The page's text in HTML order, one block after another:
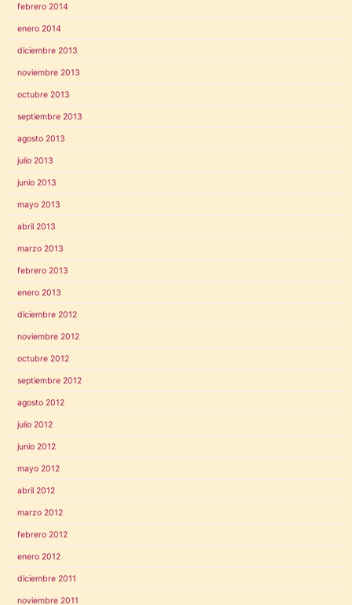
febrero 2014
enero 2014
diciembre 2013
noviembre 2013
octubre 2013
septiembre 2013
agosto 2013
julio 2013
junio 2013
mayo 2013
abril 2013
marzo 2013
febrero 2013
enero 2013
diciembre 2012
noviembre 2012
octubre 2012
septiembre 2012
agosto 2012
julio 2012
junio 2012
mayo 2012
abril 2012
marzo 2012
febrero 2012
enero 2012
diciembre 2011
noviembre 2011